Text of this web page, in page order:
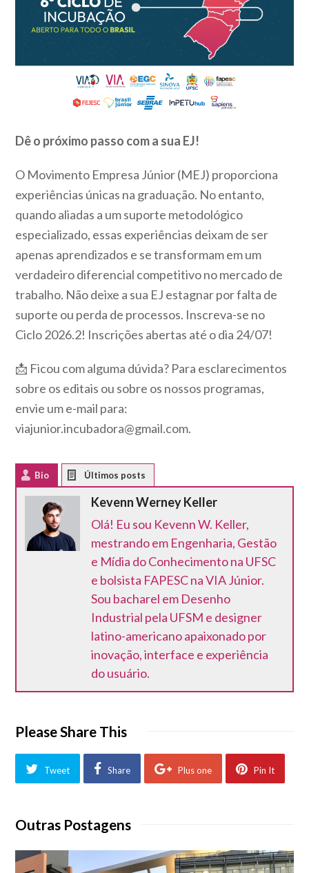
Dê o próximo passo com a sua EJ!
O Movimento Empresa Júnior (MEJ) proporciona
experiências únicas na graduação. No entanto,
quando aliadas a um suporte metodológico
especializado, essas experiências deixam de ser
apenas aprendizados e se transformam em um
verdadeiro diferencial competitivo no mercado de
trabalho. Não deixe a sua EJ estagnar por falta de
suporte ou perda de processos. Inscreva-se no
Ciclo 2026.2! Inscrições abertas até o dia 24/07!
📩 Ficou com alguma dúvida? Para esclarecimentos
sobre os editais ou sobre os nossos programas,
envie um e-mail para:
viajunior.incubadora@gmail.com.
Bio
Kevenn Werney Keller
Olá! Eu sou Kevenn W. Keller,
mestrando em Engenharia, Gestão
e Mídia do Conhecimento na UFSC
e bolsista FAPESC na VIA Júnior.
Sou bacharel em Desenho
Industrial pela UFSM e designer
latino-americano apaixonado por
inovação, interface e experiência
do usuário.
Please Share This
Tweet Share Plus one Pin It
Outras Postagens